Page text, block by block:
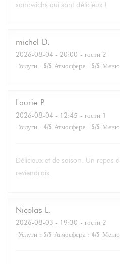
sandwichs qui sont délicieux !
michel D
2026-08-04 - 20:00 - гости 2
Услуги : 5/5 Атмосфера : 5/5 Меню
Laurie P
2026-08-04 - 12:45 - гости 1
Услуги : 4/5 Атмосфера : 5/5 Меню
Délicieux et de saison. Un repas
reviendrais.
Nicolas L
2026-08-03 - 19:30 - гости 2
Услуги : 5/5 Атмосфера : 4/5 Меню